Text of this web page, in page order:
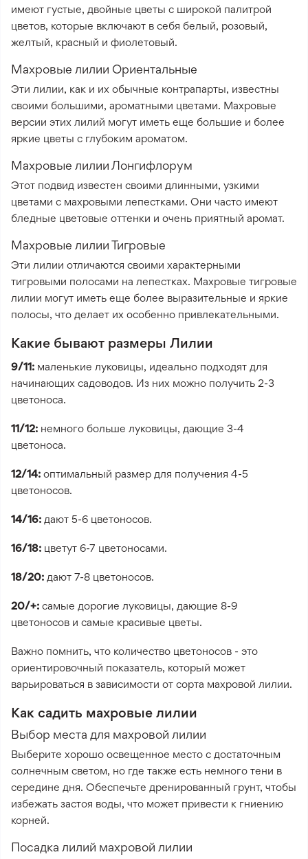
имеют густые, двойные цветы с широкой палитрой
цветов, которые включают в себя белый, розовый,
желтый, красный и фиолетовый.
Махровые лилии Ориентальные
Эти лилии, как и их обычные контрапарты, известны
своими большими, ароматными цветами. Махровые
версии этих лилий могут иметь еще большие и более
яркие цветы с глубоким ароматом.
Махровые лилии Лонгифлорум
Этот подвид известен своими длинными, узкими
цветами с махровыми лепестками. Они часто имеют
бледные цветовые оттенки и очень приятный аромат.
Махровые лилии Тигровые
Эти лилии отличаются своими характерными
тигровыми полосами на лепестках. Махровые тигровые
лилии могут иметь еще более выразительные и яркие
полосы, что делает их особенно привлекательными.
Какие бывают размеры Лилии
9/11: маленькие луковицы, идеально подходят для
начинающих садоводов. Из них можно получить 2-3
цветоноса.
11/12: немного больше луковицы, дающие 3-4
цветоноса.
12/14: оптимальный размер для получения 4-5
цветоносов.
14/16: дают 5-6 цветоносов.
16/18: цветут 6-7 цветоносами.
18/20: дают 7-8 цветоносов.
20/+: самые дорогие луковицы, дающие 8-9
цветоносов и самые красивые цветы.
Важно помнить, что количество цветоносов - это
ориентировочный показатель, который может
варьироваться в зависимости от сорта махровой лилии.
Как садить махровые лилии
Выбор места для махровой лилии
Выберите хорошо освещенное место с достаточным
солнечным светом, но где также есть немного тени в
середине дня. Обеспечьте дренированный грунт, чтобы
избежать застоя воды, что может привести к гниению
корней.
Посадка лилий махровой лилии